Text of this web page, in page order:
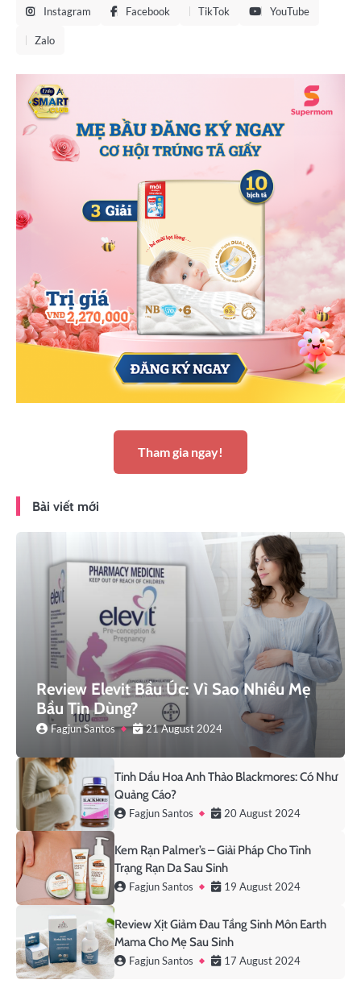
Instagram Facebook TikTok YouTube
Zalo
Tham gia ngay!
Bài viết mới
Review Elevit Bầu Úc: Vì Sao Nhiều Mẹ
Bầu Tin Dùng?
Fagjun Santos 21 August 2024
Tinh Dầu Hoa Anh Thảo Blackmores: Có Như
Quảng Cáo?
Fagjun Santos 20 August 2024
Kem Rạn Palmer’s – Giải Pháp Cho Tình
Trạng Rạn Da Sau Sinh
Fagjun Santos 19 August 2024
Review Xịt Giảm Đau Tầng Sinh Môn Earth
Mama Cho Mẹ Sau Sinh
Fagjun Santos 17 August 2024